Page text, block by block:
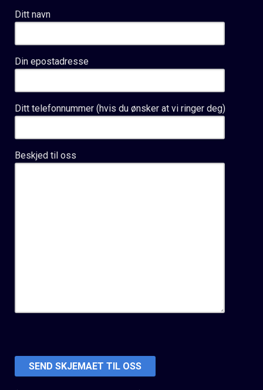
Ditt navn
Din epostadresse
Ditt telefonnummer (hvis du ønsker at vi ringer deg)
Beskjed til oss